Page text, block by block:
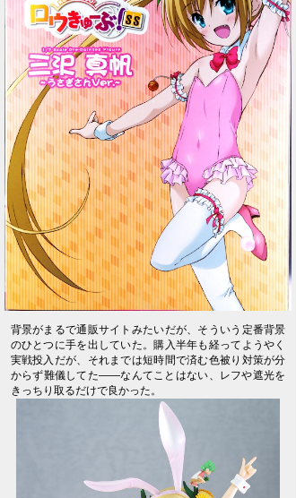
背景がまるで通販サイトみたいだが、そういう定番背景
のひとつに手を出していた。購入半年も経ってようやく
実戦投入だが、それまでは短時間で済む色被り対策が分
からず難儀してた――なんてことはない、レフや遮光を
きっちり取るだけで良かった。